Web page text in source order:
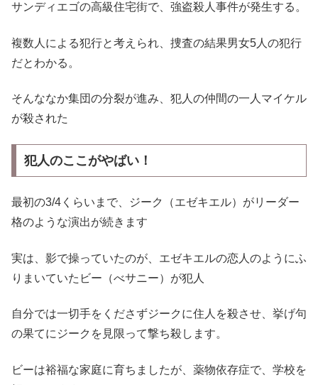
サンディエゴの高級住宅街で、強盗殺人事件が発生する。
複数人による犯行と考えられ、捜査の結果男女5人の犯行
だとわかる。
そんななか集団の分裂が進み、犯人の仲間の一人マイケル
が殺された
犯人のここがやばい！
最初の3/4くらいまで、ジーク（エゼキエル）がリーダー
格のような演出が続きます
実は、影で操っていたのが、エゼキエルの恋人のようにふ
りまいていたビー（べサニー）が犯人
自分では一切手をくださずジークに住人を殺させ、挙げ句
の果てにジークを見限って撃ち殺します。
ビーは裕福な家庭に育ちましたが、薬物依存症で、学校を